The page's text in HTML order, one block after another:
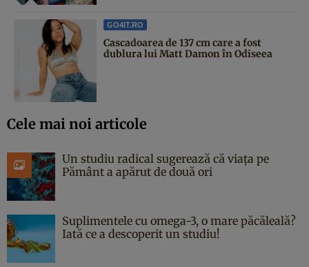
GO4IT.RO
Cascadoarea de 137 cm care a fost
dublura lui Matt Damon în Odiseea
Cele mai noi articole
Un studiu radical sugerează că viața pe
Pământ a apărut de două ori
Suplimentele cu omega-3, o mare păcăleală?
Iată ce a descoperit un studiu!